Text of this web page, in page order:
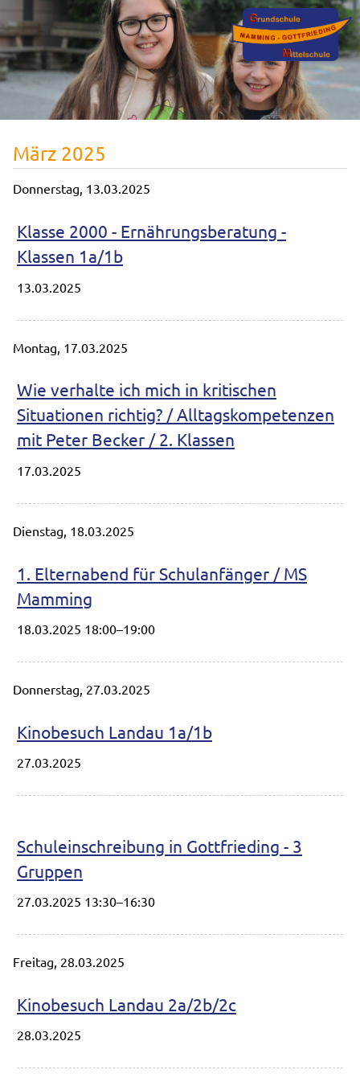
März 2025
Donnerstag, 13.03.2025
Klasse 2000 - Ernährungsberatung -
Klassen 1a/1b
13.03.2025
Montag, 17.03.2025
Wie verhalte ich mich in kritischen
Situationen richtig? / Alltagskompetenzen
mit Peter Becker / 2. Klassen
17.03.2025
Dienstag, 18.03.2025
1. Elternabend für Schulanfänger / MS
Mamming
18.03.2025 18:00–19:00
Donnerstag, 27.03.2025
Kinobesuch Landau 1a/1b
27.03.2025
Schuleinschreibung in Gottfrieding - 3
Gruppen
27.03.2025 13:30–16:30
Freitag, 28.03.2025
Kinobesuch Landau 2a/2b/2c
28.03.2025